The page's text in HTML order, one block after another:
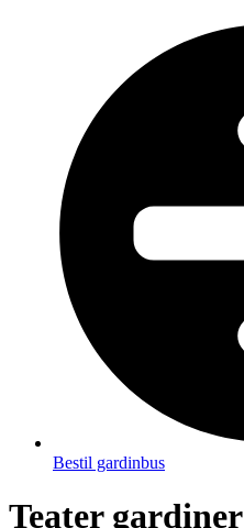
Bestil gardinbus
Teater gardiner